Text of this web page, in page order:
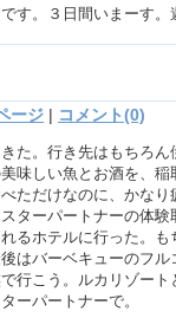
す。３日間いまーす。
ージ | コメント(0)
た。行き先はもちろん
味しい魚とお酒を、稲
ただけなのに、かなり
ターパートナーの体
るホテルに行った。
はバーベキューのフ
行こう。ルカリゾート
ーパートナーで。